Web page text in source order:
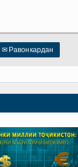
✉ Равон кардан